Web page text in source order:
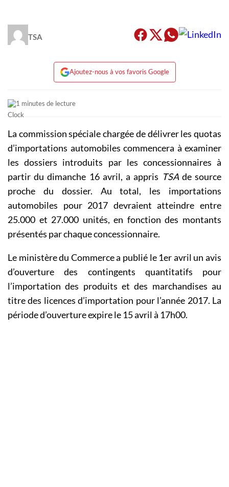
TSA
Ajoutez-nous à vos favoris Google
1 minutes de lecture
La commission spéciale chargée de délivrer les quotas
d’importations automobiles commencera à examiner
les dossiers introduits par les concessionnaires à
partir du dimanche 16 avril, a appris TSAde source
proche du dossier. Au total, les importations
automobiles pour 2017 devraient atteindre entre
25.000 et 27.000 unités, en fonction des montants
présentés par chaque concessionnaire.
Le ministère du Commerce a publié le 1er avril un avis
d’ouverture des contingents quantitatifs pour
l’importation des produits et des marchandises au
titre des licences d’importation pour l’année 2017. La
période d’ouverture expire le 15 avril à 17h00.